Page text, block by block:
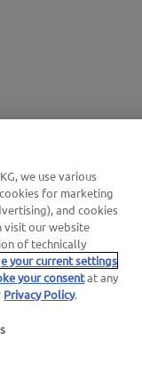
we use various
for marketing
and cookies
visit our website
of technically
your current settings
your consentat any
Privacy Policy.